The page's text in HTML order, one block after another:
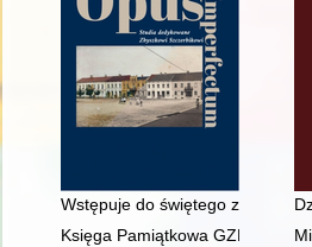
Wstępuje do świętego związku
Księga Pamiątkowa GZK-LZK :